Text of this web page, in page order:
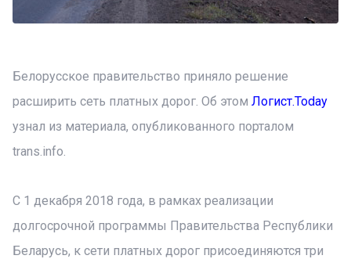
Белорусское правительство приняло решение
расширить сеть платных дорог. Об этом Логист.Today
узнал из материала, опубликованного порталом
trans.info.
С 1 декабря 2018 года, в рамках реализации
долгосрочной программы Правительства Республики
Беларусь, к сети платных дорог присоединяются три